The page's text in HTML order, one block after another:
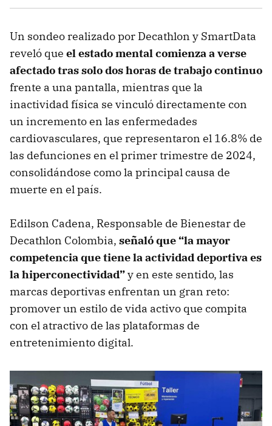
Un sondeo realizado por Decathlon y SmartData
reveló que el estado mental comienza a verse
afectado tras solo dos horas de trabajo continuo
frente a una pantalla, mientras que la
inactividad física se vinculó directamente con
un incremento en las enfermedades
cardiovasculares, que representaron el 16.8% de
las defunciones en el primer trimestre de 2024,
consolidándose como la principal causa de
muerte en el país.
Edilson Cadena, Responsable de Bienestar de
Decathlon Colombia, señaló que “la mayor
competencia que tiene la actividad deportiva es
la hiperconectividad”y en este sentido, las
marcas deportivas enfrentan un gran reto:
promover un estilo de vida activo que compita
con el atractivo de las plataformas de
entretenimiento digital.